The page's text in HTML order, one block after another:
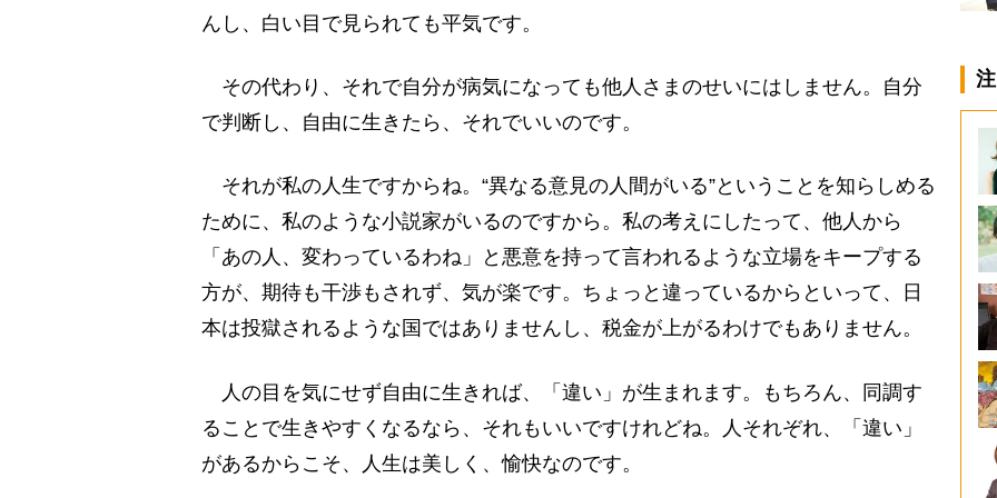
んし、白い目で見られても平気です。
その代わり、それで自分が病気になっても他人さまのせいにはしません。自分
で判断し、自由に生きたら、それでいいのです。
それが私の人生ですからね。“異なる意見の人間がいる”ということを知らしめる
ために、私のような小説家がいるのですから。私の考えにしたって、他人から
「あの人、変わっているわね」と悪意を持って言われるような立場をキープする
方が、期待も干渉もされず、気が楽です。ちょっと違っているからといって、日
本は投獄されるような国ではありませんし、税金が上がるわけでもありません。
人の目を気にせず自由に生きれば、「違い」が生まれます。もちろん、同調す
ることで生きやすくなるなら、それもいいですけれどね。人それぞれ、「違い」
があるからこそ、人生は美しく、愉快なのです。